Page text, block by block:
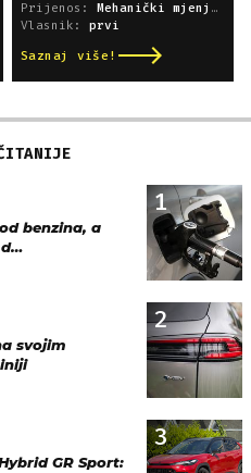
Prijenos: Mehanički mjenjač
Vlasnik: prvi
Saznaj više!
1
benzina, a
d…
2
svojim
3
GR Sport: